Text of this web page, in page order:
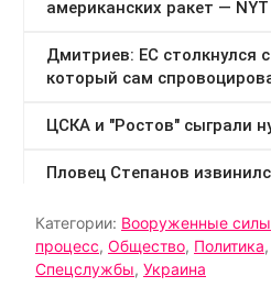
Категории: Вооруженные силы
процесс, Общество, Политика,
Спецслужбы, Украина